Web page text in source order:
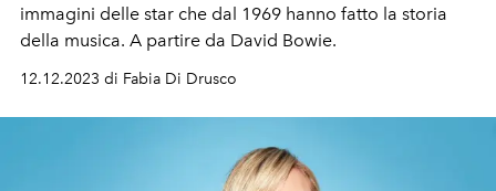
immagini delle star che dal 1969 hanno fatto la storia
della musica. A partire da David Bowie.
12.12.2023 di Fabia Di Drusco